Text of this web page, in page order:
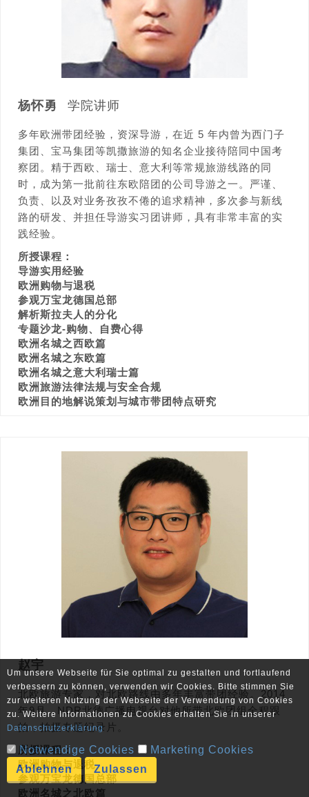
杨怀勇 学院讲师
多年欧洲带团经验，资深导游，在近 5 年内曾为西门子
集团、宝马集团等凯撒旅游的知名企业接待陪同中国考
察团。精于西欧、瑞士、意大利等常规旅游线路的同
时，成为第一批前往东欧陪团的公司导游之一。严谨、
负责、以及对业务孜孜不倦的追求精神，多次参与新线
路的研发、并担任导游实习团讲师，具有非常丰富的实
践经验。
所授课程：
导游实用经验
欧洲购物与退税
参观万宝龙德国总部
解析斯拉夫人的分化
专题沙龙-购物、自费心得
欧洲名城之西欧篇
欧洲名城之东欧篇
欧洲名城之意大利瑞士篇
欧洲旅游法律法规与安全合规
欧洲目的地解说策划与城市带团特点研究
赵宇
北欧旅游专家，对北欧路线由多年丰富带团经验。2014
年9月，NDR北德广播电视台对他所带北欧团组全程跟
拍，拍摄专题纪录片。
所授课程：
欧洲购物与退税
参观万宝龙德国总部
欧洲名城之北欧篇
Um unsere Webseite für Sie optimal zu gestalten und fortlaufend
verbessern zu können, verwenden wir Cookies. Bitte stimmen Sie
zur weiteren Nutzung der Webseite der Verwendung von Cookies
zu. Weitere Informationen zu Cookies erhalten Sie in unserer
Datenschutzerklärung
Notwendige Cookies
Marketing Cookies
Ablehnen
Zulassen